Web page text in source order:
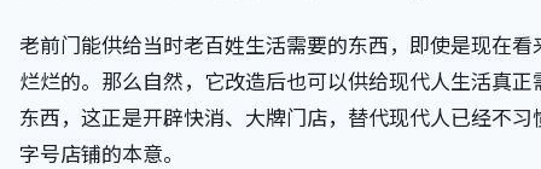
老前门能供给当时老百姓生活需要的东西，即使是现在看
烂烂的。那么自然，它改造后也可以供给现代人生活真正
东西，这正是开辟快消、大牌门店，替代现代人已经不习
字号店铺的本意。